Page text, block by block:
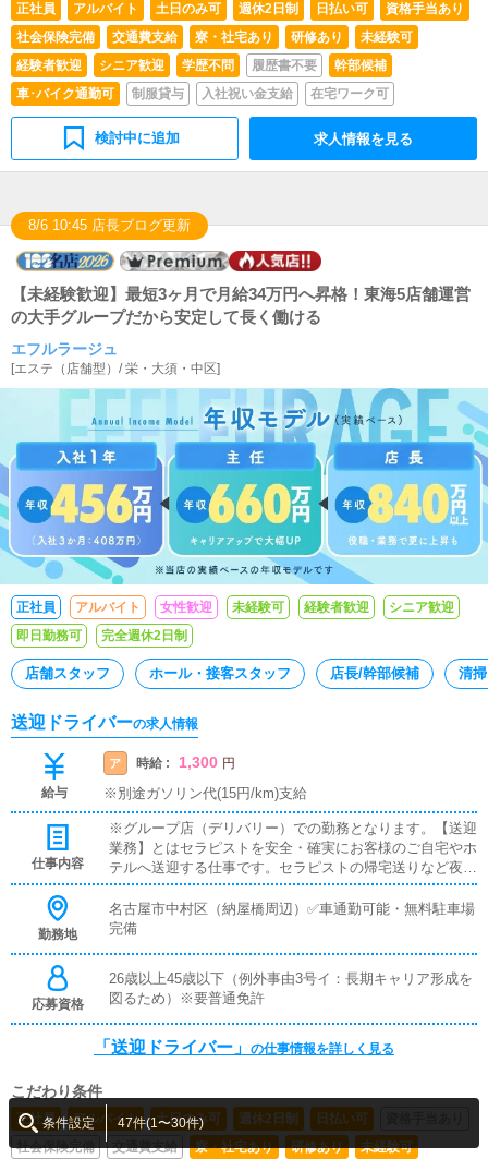
正社員 アルバイト 土日のみ可 週休2日制 日払い可
資格手当あり
社会保険完備
交通費支給 寮・社宅あり 研修あり
未経験可
経験者歓迎
シニア歓迎 学歴不問 履歴書不要
幹部候補
車･バイク通勤可
制服貸与 入社祝い金支給 在宅ワーク可
検討中に追加 求人情報を見る
8/6 10:45 店長ブログ更新
【未経験歓迎】最短3ヶ月で月給34万円へ昇格！東海5店舗運営
の大手グループだから安定して長く働ける
エフルラージュ
[エステ（店舗型） /栄・大須・中区]
正社員 アルバイト 女性歓迎 未経験可 経験者歓迎
シニア歓迎
即日勤務可
完全週休2日制
店舗スタッフ ホール・接客スタッフ 店長/幹部候補 清
送迎ドライバーの求人情報
給与
ア 時給 : 1,300 円
※別途ガソリン代(15円/km)支給
仕事内容
※グループ店（デリバリー）での勤務となります。【送迎
業務】とはセラピストを安全・確実にお客様のご自宅やホ
テルへ送迎する仕事です。セラピストの帰宅送りなど夜間
の運転も多くなり、安全運転には細心の注意が必要です。
時間厳守も重要な項目となります。【補充業務】とは施術
に必要なタオルやオイルなどの備品類を補充・交換する仕
ポイントです。【清掃業務】とは送迎時に使用する車両、
事務所や待機室などの清掃をおこなう仕事です。常にセラ
ピストの快適性を保つ必要があり、見えない部分の努力に
はなりますが、お店の印象や働き心地に直結してきます。
勤務地
名古屋市中村区（納屋橋周辺）✅車通勤可能・無料駐車場
完備
応募資格
26歳以上45歳以下（例外事由3号イ：長期キャリア形成を
図るため）※要普通免許
「送迎ドライバー」 の仕事情報を詳しく見る
こだわり条件
正社員 アルバイト 土日のみ可 週休2日制 日払い可
社会保険完備
交通費支給 寮・社宅あり 研修あり 未経験可
条件設定 47件(1〜30件)